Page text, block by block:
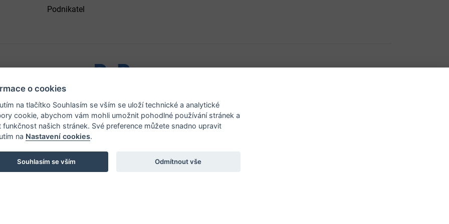
o cookies
na tlačítko Souhlasím se vším se uloží technické a analytické
cookie, abychom vám mohli umožnit pohodlné používání stránek a
funkčnost našich stránek. Své preference můžete snadno upravit
na Nastavení cookies.
Souhlasím se vším Odmítnout vše
Podnikatel